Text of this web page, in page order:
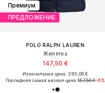
Премиум
ПРЕДЛОЖЕНИЕ
POLO RALPH LAUREN
Жилетка
147,50 €
Изначальная цена: 295,00 €
Последняя самая низкая цена:157,50 €-6%